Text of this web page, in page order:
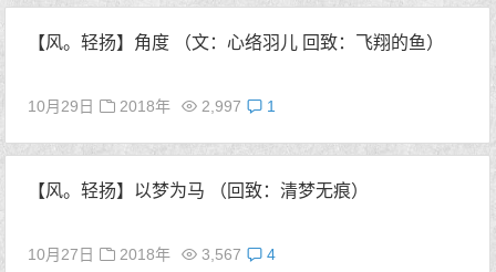
【风。轻扬】角度 （文：心络羽儿 回致：飞翔的鱼）
10月29日 2018年 2,997 1
【风。轻扬】以梦为马 （回致：清梦无痕）
10月27日 2018年 3,567 4